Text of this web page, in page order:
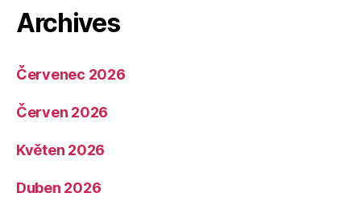
Archives
Červenec 2026
Červen 2026
Květen 2026
Duben 2026